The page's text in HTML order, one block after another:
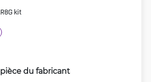
kit
du fabricant